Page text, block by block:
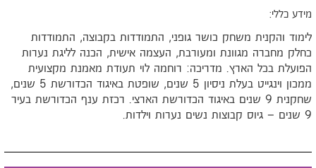
כללי:
והקנית משחק כושר גופני, התמודדות בקבוצה, התמודדות
מחברה מגוונת ומעורבת, העצמה אישית, הכנה לליגת נערות
בכל הארץ. מדריכה: רוחמה לוי תעודת מאמנת מקצועית
ממכון וינגייט בעלת ניסיון 5 שנים, שופטת באיגוד הכדורשת 5 שנים,
שחקנית 9 שנים באיגוד הכדורשת הארצי. רכזת ענף הכדורשת בעיר
נשים נערות וילדות
.